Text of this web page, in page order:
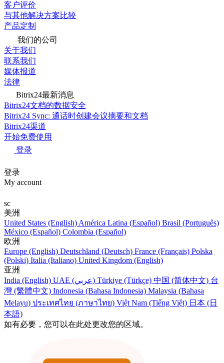
客户评价
与其他解决方案比较
产品定制
我们的公司
关于我们
联系我们
媒体报道
法律
Bitrix24最新消息
Bitrix24文档的数据安全
Bitrix24 Sync: 通话时创建会议摘要和文档
Bitrix24渠道
开始免费使用
登录
登录
My account
sc
美洲
United States (English) América Latina (Español) Brasil (Português)
México (Español) Colombia (Español)
欧洲
Europe (English) Deutschland (Deutsch) France (Français) Polska
(Polski) Italia (Italiano) United Kingdom (English)
亚洲
India (English)
UAE (عربي) Türkiye (Türkçe) 中国 (简体中文) 台
灣 (繁體中文) Indonesia (Bahasa Indonesia) Malaysia (Bahasa
Melayu) ประเทศไทย (ภาษาไทย) Việt Nam (Tiếng Việt) 日本 (日
本語)
如有必要，您可以在此处更改您的区域。